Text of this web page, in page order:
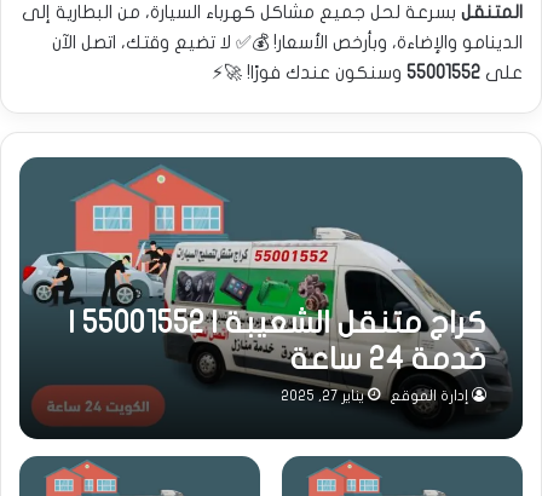
المتنقل بسرعة لحل جميع مشاكل كهرباء السيارة، من البطارية إلى
الدينامو والإضاءة، وبأرخص الأسعار! 💰✅ لا تضيع وقتك، اتصل الآن
على 55001552 وسنكون عندك فورًا! 🚀⚡
كراج متنقل الشعيبة | 55001552 |
خدمة 24 ساعة
إدارة الموقع يناير 27, 2025